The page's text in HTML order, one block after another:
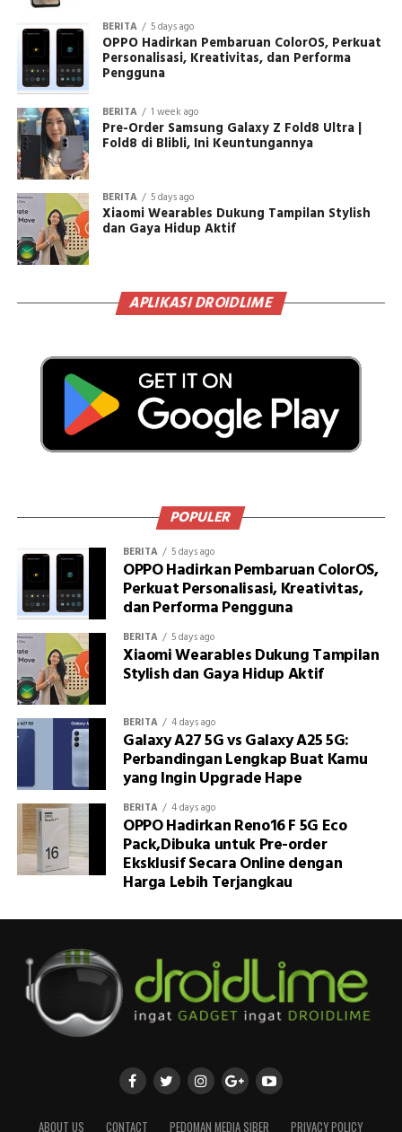
BERITA 5 days ago
OPPO Hadirkan Pembaruan ColorOS, Perkuat
Personalisasi, Kreativitas, dan Performa
Pengguna
BERITA 1 week ago
Pre-Order Samsung Galaxy Z Fold8 Ultra |
Fold8 di Blibli, Ini Keuntungannya
BERITA 5 days ago
Xiaomi Wearables Dukung Tampilan Stylish
dan Gaya Hidup Aktif
APLIKASI DROIDLIME
POPULER
BERITA 5 days ago
OPPO Hadirkan Pembaruan ColorOS,
Perkuat Personalisasi, Kreativitas,
dan Performa Pengguna
BERITA 5 days ago
Xiaomi Wearables Dukung Tampilan
Stylish dan Gaya Hidup Aktif
BERITA 4 days ago
Galaxy A27 5G vs Galaxy A25 5G:
Perbandingan Lengkap Buat Kamu
yang Ingin Upgrade Hape
BERITA 4 days ago
OPPO Hadirkan Reno16 F 5G Eco
Pack,Dibuka untuk Pre-order
Eksklusif Secara Online dengan
Harga Lebih Terjangkau
ABOUT US CONTACT PEDOMAN MEDIA SIBER PRIVACY POLICY